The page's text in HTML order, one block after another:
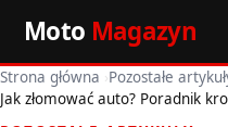
Moto Magazyn
Start
Strona główna ›Pozostałe
Jak złomować auto? Poradnik